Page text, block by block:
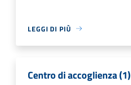
LEGGI DI PIÙ
Centro di accoglienza (1)